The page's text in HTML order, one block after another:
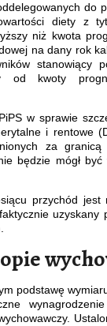
do
diety z
niż kwota
na dany rok
stanowiący
kwoty
w sprawie
i rentowe
za granicą
będzie mógł
przychód
podstawę